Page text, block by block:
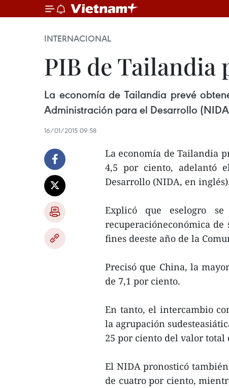
INTERNACIONAL
PIB de Tailandia
La economía de Tailandia prevé
Administración para el Desarrollo
16/01/2015 09:58
La economía de Tailandia
4,5 por ciento, adelantó
Desarrollo (NIDA, en
Explicó que eselogro
recuperacióneconómica
fines deeste año de la
Precisó que China, la
de 7,1 por ciento.
En tanto, el intercambio
la agrupación
25 por ciento del valor total
El NIDA pronosticó
de cuatro por ciento,